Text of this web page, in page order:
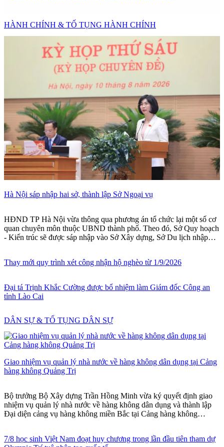
HÀNH CHÍNH & TỐ TỤNG HÀNH CHÍNH
Hà Nội sáp nhập hai sở, thành lập Sở Ngoại vụ
HĐND TP Hà Nội vừa thông qua phương án tổ chức lại một số cơ
quan chuyên môn thuộc UBND thành phố. Theo đó, Sở Quy hoạch
- Kiến trúc sẽ được sáp nhập vào Sở Xây dựng, Sở Du lịch nhập
Thay mới quy trình xét công nhận hộ nghèo từ 1/9/2026
Đại tá Trịnh Khắc Cường được bổ nhiệm làm Giám đốc Công an
tỉnh Lào Cai
DÂN SỰ & TỐ TỤNG DÂN SỰ
Giao nhiệm vụ quản lý nhà nước về hàng không dân dụng tại Cảng
hàng không Quảng Trị
Bộ trưởng Bộ Xây dựng Trần Hồng Minh vừa ký quyết định giao
nhiệm vụ quản lý nhà nước về hàng không dân dụng và thành lập
Đại diện cảng vụ hàng không miền Bắc tại Cảng hàng không
7/8 học sinh Việt Nam đoạt huy chương trong lần đầu tiên tham dự